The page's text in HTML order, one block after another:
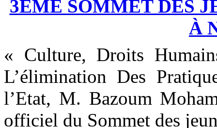
3ÈME SOMMET DES
À
« Culture, Droits
L’élimination Des
l’Etat, M. Bazoum
officiel du Sommet des